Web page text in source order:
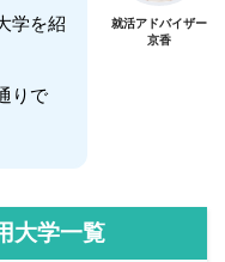
学を紹
りで
就活アドバイザー
京香
大学一覧